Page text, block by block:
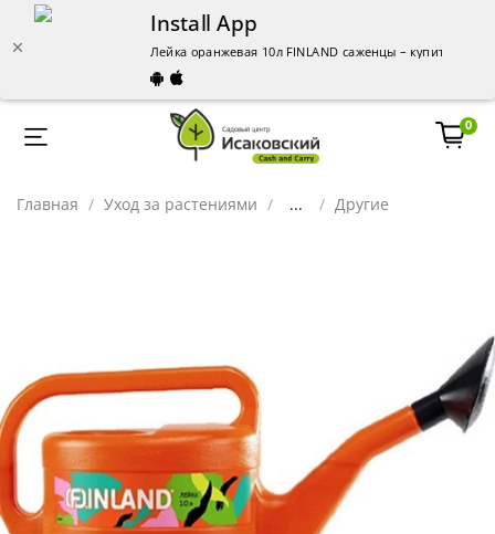
Install App
Лейка оранжевая 10л FINLAND саженцы – купить в
0
Главная Уход за растениями ... Другие